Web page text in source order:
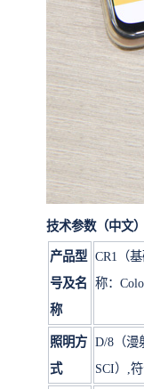
技术参数（中文）
产品型
号及名
称
CR1（
称：
照明方
式
D/8（漫
SCI）,